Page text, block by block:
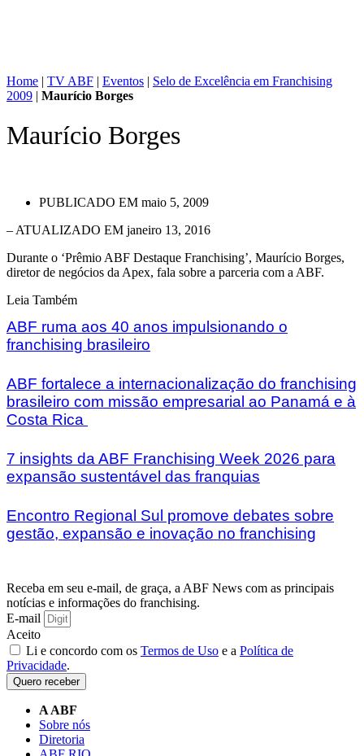
Home | TV ABF | Eventos | Selo de Excelência em Franchising
2009 | Maurício Borges
Maurício Borges
PUBLICADO EM maio 5, 2009
– ATUALIZADO EM janeiro 13, 2016
Durante o ‘Prêmio ABF Destaque Franchising’, Maurício Borges,
diretor de negócios da Apex, fala sobre a parceria com a ABF.
Leia Também
ABF ruma aos 40 anos impulsionando o
franchising brasileiro
ABF fortalece a internacionalização do franchising
brasileiro com missão empresarial ao Panamá e à
Costa Rica
7 insights da ABF Franchising Week 2026 para
expansão sustentável das franquias
Encontro Regional Sul promove debates sobre
gestão, expansão e inovação no franchising
Receba em seu e-mail, de graça, a ABF News com as principais
notícias e informações do franchising.
E-mail
Aceito
Li e concordo com os Termos de Uso e a Política de
Privacidade.
Quero receber
A ABF
Sobre nós
Diretoria